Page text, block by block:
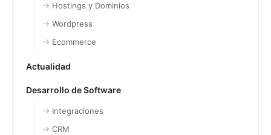
Hostings y Dominios
Wordpress
Ecommerce
Actualidad
Desarrollo de Software
Integraciones
CRM